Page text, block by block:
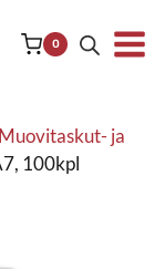
0
Muovitaskut- ja
100kpl